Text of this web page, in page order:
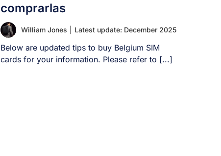
comprarlas
William Jones Latest update: December 2025
Below are updated tips to buy Belgium SIM
cards for your information. Please refer to [...]